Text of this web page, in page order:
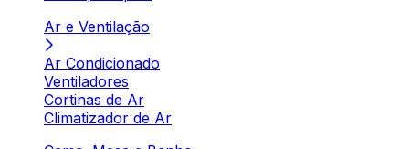
Ar e Ventilação
Ar Condicionado
Ventiladores
Cortinas de Ar
Climatizador de Ar